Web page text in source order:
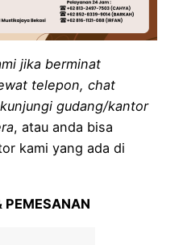
jika berminat
telepon, chat
gudang/kantor
, atau anda bisa
kami yang ada di
PEMESANAN